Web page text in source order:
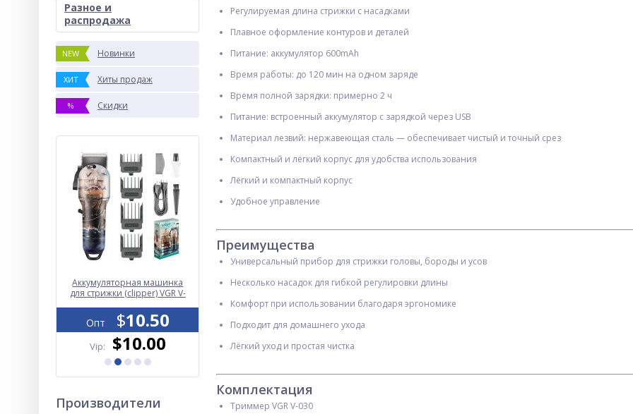
Разное и
раcпродажа
NEW Новинки
ХИТ Хиты продаж
% Скидки
Аккумуляторная машинка
для стрижки (clipper) VGR V-
Опт $10.50
Vip: $10.00
Электробритва VGR V-399
влагостойкая,
LED Display, металлическая
Опт $16.00
Vip: $15.00
ХИТ
Light Sound Machine XM-G3,
беспроводная зарядка,
Производители
Регулируемая длина стрижки с насадками
Плавное оформление контуров и деталей
Питание: аккумулятор 600mAh
Время работы: до 120 мин на одном заряде
Время полной зарядки: примерно 2 ч
Питание: встроенный аккумулятор с зарядкой через USB
Материал лезвий: нержавеющая сталь — обеспечивает чистый и точный срез
Компактный и лёгкий корпус для удобства использования
Лёгкий и компактный корпус
Удобное управление
Преимущества
Универсальный прибор для стрижки головы, бороды и усов
Несколько насадок для гибкой регулировки длины
Комфорт при использовании благодаря эргономике
Подходит для домашнего ухода
Лёгкий уход и простая чистка
Комплектация
Триммер VGR V-030